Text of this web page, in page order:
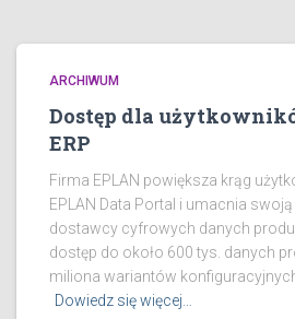
ARCHIWUM
Dostęp dla
ERP
Firma EPLAN powiększa krąg
EPLAN Data Portal i umacnia
dostawcy cyfrowych danych
dostęp do około 600 tys. danych
miliona wariantów
Dowiedz się więcej…